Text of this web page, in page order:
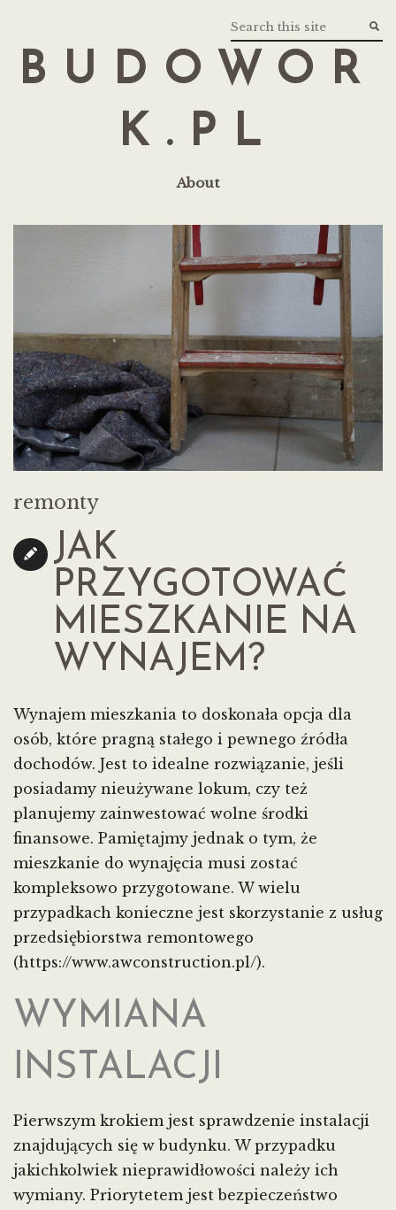
BUDOWOR
K.PL
About
remonty
JAK
PRZYGOTOWAĆ
MIESZKANIE NA
WYNAJEM?
Wynajem mieszkania to doskonała opcja dla
osób, które pragną stałego i pewnego źródła
dochodów. Jest to idealne rozwiązanie, jeśli
posiadamy nieużywane lokum, czy też
planujemy zainwestować wolne środki
finansowe. Pamiętajmy jednak o tym, że
mieszkanie do wynajęcia musi zostać
kompleksowo przygotowane. W wielu
przypadkach konieczne jest skorzystanie z usług
przedsiębiorstwa remontowego
(https://www.awconstruction.pl/).
WYMIANA
INSTALACJI
Pierwszym krokiem jest sprawdzenie instalacji
znajdujących się w budynku. W przypadku
jakichkolwiek nieprawidłowości należy ich
wymiany. Priorytetem jest bezpieczeństwo